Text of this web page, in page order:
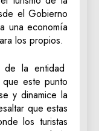
el Gobierno
una economía
los propios.
de la entidad
este punto
y dinamice la
que estas
los turistas